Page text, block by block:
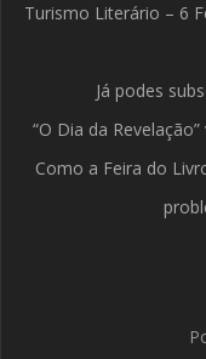
Turismo Literário – 6
Já podes
“O Dia da
Como a Feira do